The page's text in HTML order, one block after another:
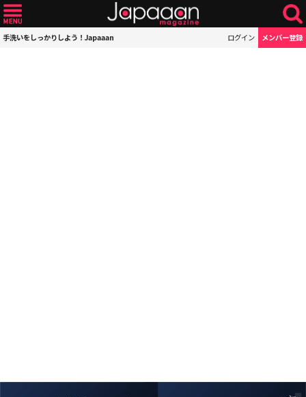
手洗いをしっかりしよう！Japaaan ログイン メンバー登録